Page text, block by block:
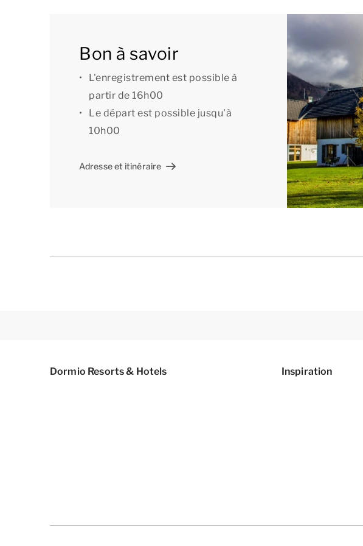
Bon à savoir
L'enregistrement est possible à
partir de 16h00
Le départ est possible jusqu'à
10h00
Adresse et itinéraire
Dormio Resorts & Hotels Inspiration